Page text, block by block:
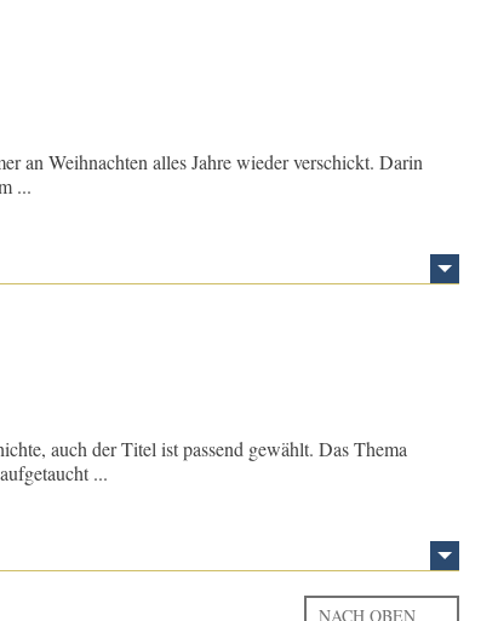
an Weihnachten alles Jahre wieder verschickt. Darin
...
auch der Titel ist passend gewählt. Das Thema
...
NACH OBEN